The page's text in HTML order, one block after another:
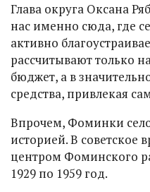
Глава округа Оксана
нас именно сюда, где
активно
рассчитывают только
бюджет, а в
средства, привлекая
Впрочем, Фоминки
историей. В
центром Фоминского
1929 по 1959 год.